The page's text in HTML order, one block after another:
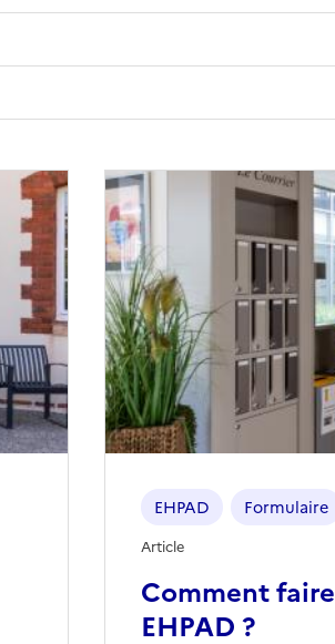
Comment
EHPAD ?
EHPAD Formulaire
Article